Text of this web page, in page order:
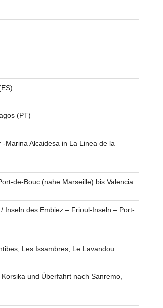
(PT)
-Marina Alcaidesa in La Linea de la
de-Bouc (nahe Marseille) bis Valencia
Inseln des Embiez – Frioul-Inseln – Port-
Les Issambres, Le Lavandou
und Überfahrt nach Sanremo,